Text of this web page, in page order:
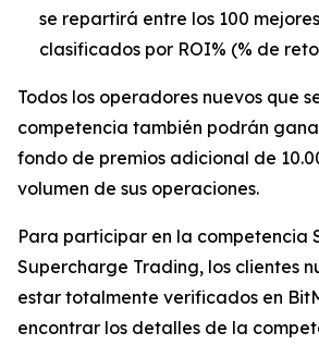
se repartirá entre los 100
clasificados por ROI% (% de
Todos los operadores nuevos que
competencia también podrán
fondo de premios adicional de
volumen de sus operaciones.
Para participar en la competencia
Supercharge Trading, los clientes
estar totalmente verificados en
encontrar los detalles de la